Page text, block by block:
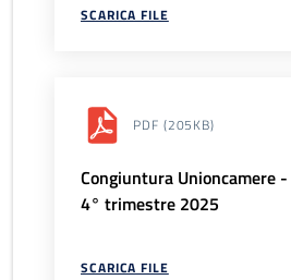
SCARICA FILE
PDF (205KB)
Congiuntura Unioncamere
4° trimestre 2025
SCARICA FILE